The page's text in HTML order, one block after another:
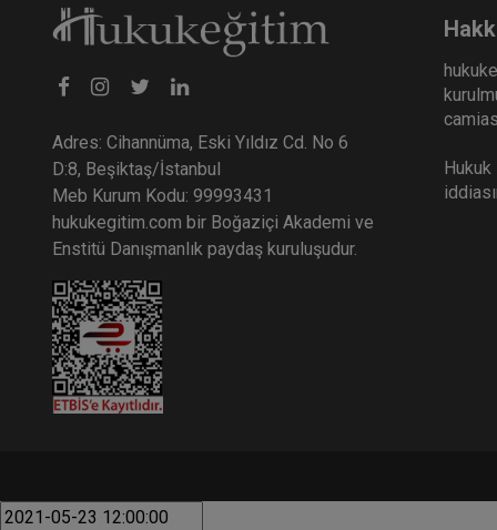
Adres: Cihannüma, Eski Yıldız Cd. No 6
D:8, Beşiktaş/İstanbul
Meb Kurum Kodu: 99993431
hukukegitim.com bir Boğaziçi Akademi ve
Enstitü Danışmanlık paydaş kuruluşudur.